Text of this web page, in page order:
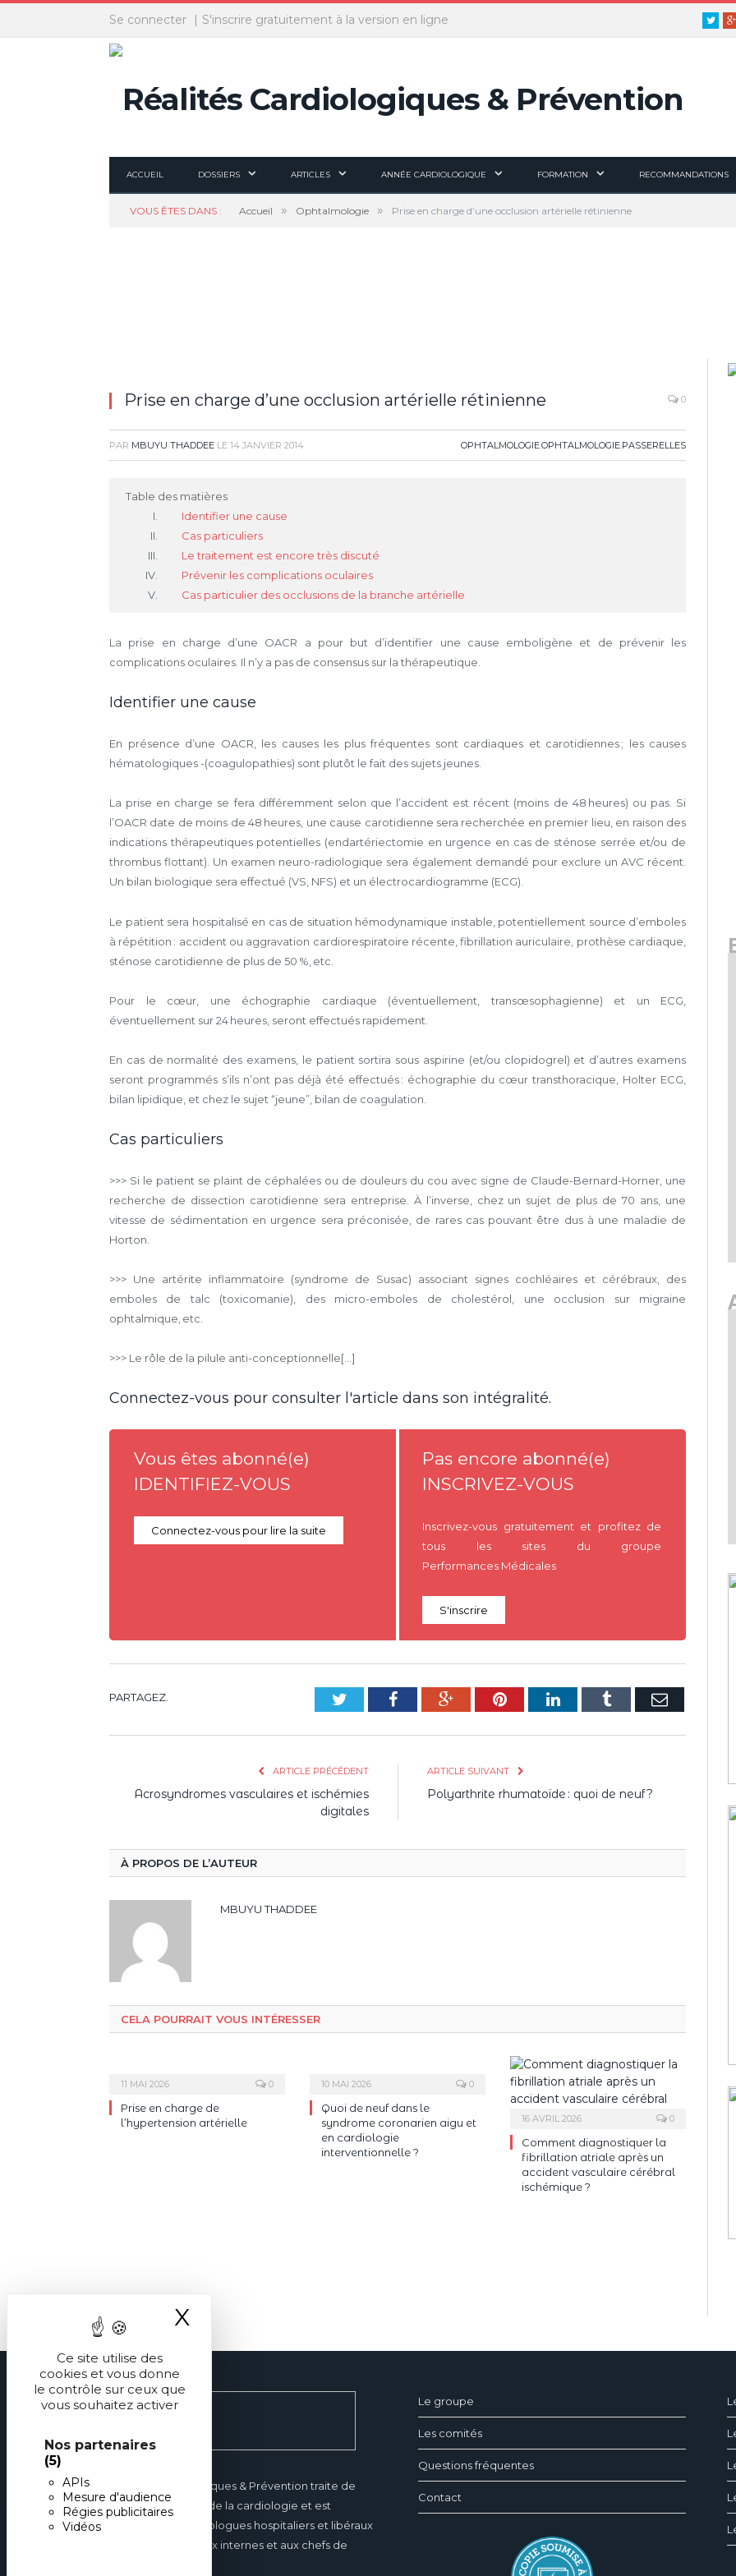
Panneau de gestion des cookies
Ce site utilise des
cookies et vous donne
le contrôle sur ceux que
vous souhaitez activer
Nos partenaires
(5)
APIs
Mesure d'audience
Régies publicitaires
Vidéos
X
Twitter
Se connecter S'inscrire gratuitement à la version en ligne
ACCUEIL DOSSIERS ARTICLES ANNÉE CARDIOLOGIQUE FORMATION RECOMMANDATIONS
VOUS ÊTES DANS : Accueil » Ophtalmologie » Prise en charge d’une occlusion artérielle rétinienne
Prise en charge d’une occlusion artérielle rétinienne 0
PAR MBUYU THADDEE LE 14 JANVIER 2014 OPHTALMOLOGIE,OPHTALMOLOGIE,PASSERELLES
Table des matières
Identifier une cause
Cas particuliers
Le traitement est encore très discuté
Prévenir les complications oculaires
Cas particulier des occlusions de la branche artérielle
La prise en charge d’une OACR a pour but d’identifier une cause emboligène et de prévenir les
complications oculaires. Il n’y a pas de consensus sur la thérapeutique.
Identifier une cause
En présence d’une OACR, les causes les plus fréquentes sont cardiaques et carotidiennes ; les causes
hématologiques -(coagulopathies) sont plutôt le fait des sujets jeunes.
La prise en charge se fera différemment selon que l’accident est récent (moins de 48 heures) ou pas. Si
l’OACR date de moins de 48 heures, une cause carotidienne sera recherchée en premier lieu, en raison des
indications thérapeutiques potentielles (endartériectomie en urgence en cas de sténose serrée et/ou de
thrombus flottant). Un examen neuro-radiologique sera également demandé pour exclure un AVC récent.
Un bilan biologique sera effectué (VS, NFS) et un électrocardiogramme (ECG).
Le patient sera hospitalisé en cas de situation hémodynamique instable, potentiellement source d’emboles
à répétition : accident ou aggravation cardiorespiratoire récente, fibrillation auriculaire, prothèse cardiaque,
sténose carotidienne de plus de 50 %, etc.
Pour le cœur, une échographie cardiaque (éventuellement, transœsophagienne) et un ECG,
éventuellement sur 24 heures, seront effectués rapidement.
En cas de normalité des examens, le patient sortira sous aspirine (et/ou clopidogrel) et d’autres examens
seront programmés s’ils n’ont pas déjà été effectués : échographie du cœur transthoracique, Holter ECG,
bilan lipidique, et chez le sujet “jeune”, bilan de coagulation.
Cas particuliers
>>> Si le patient se plaint de céphalées ou de douleurs du cou avec signe de Claude-Bernard-Horner, une
recherche de dissection carotidienne sera entreprise. À l’inverse, chez un sujet de plus de 70 ans, une
vitesse de sédimentation en urgence sera préconisée, de rares cas pouvant être dus à une maladie de
Horton.
>>> Une artérite inflammatoire (syndrome de Susac) associant signes cochléaires et cérébraux, des
emboles de talc (toxicomanie), des micro-emboles de cholestérol, une occlusion sur migraine
ophtalmique, etc.
>>> Le rôle de la pilule anti-conceptionnelle[...]
Connectez-vous pour consulter l'article dans son intégralité.
Vous êtes abonné(e)
IDENTIFIEZ-VOUS
Connectez-vous pour lire la suite
Pas encore abonné(e)
INSCRIVEZ-VOUS
Inscrivez-vous gratuitement et profitez de
tous les sites du groupe
Performances Médicales
S'inscrire
PARTAGEZ. TwitterFacebookGoogle+PinterestLinkedInTumblr E-
ARTICLE PRÉCÉDENT
Acrosyndromes vasculaires et ischémies
digitales
ARTICLE SUIVANT
Polyarthrite rhumatoïde : quoi de neuf ?
À PROPOS DE L’AUTEUR
MBUYU THADDEE
CELA POURRAIT VOUS INTÉRESSER
11 MAI 2026 0
Prise en charge de
l’hypertension artérielle
10 MAI 2026 0
Quoi de neuf dans le
syndrome coronarien aigu et
en cardiologie
interventionnelle ?
16 AVRIL 2026 0
Comment diagnostiquer la
fibrillation atriale après un
accident vasculaire cérébral
ischémique ?
Réalités Cardiologiques & Prévention traite de
tous les domaines de la cardiologie et est
destinée aux cardiologues hospitaliers et libéraux
mais également aux internes et aux chefs de
Le groupe
Les comités
Questions fréquentes
Contact